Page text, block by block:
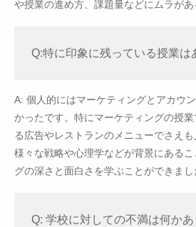
や授業の進め方、課題量などにムラがあ
Q:特に印象に残っている授業は
A: 個人的にはマーケティングとアカウ
かったです。特にマーケティングの授
る広告やレストランのメニューでさえ
様々な戦略や心理学などが背景にある
グの深さと面白さを学ぶことができまし
Q: 学校に対しての不満は何かあ